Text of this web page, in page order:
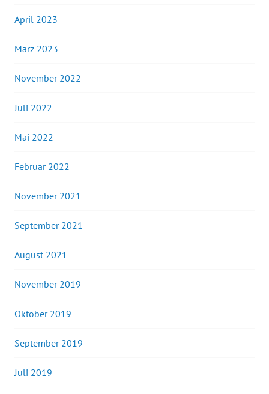
April 2023
März 2023
November 2022
Juli 2022
Mai 2022
Februar 2022
November 2021
September 2021
August 2021
November 2019
Oktober 2019
September 2019
Juli 2019